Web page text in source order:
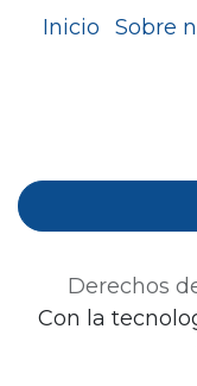
Inicio Sobre
Derechos
Con la